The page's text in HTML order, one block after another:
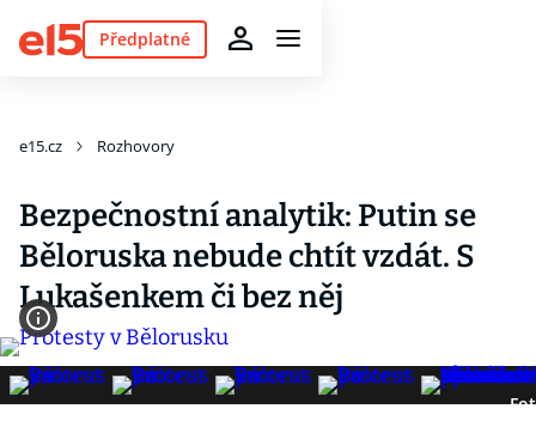
Předplatné
e15.cz Rozhovory
Bezpečnostní analytik: Putin se
Běloruska nebude chtít vzdát. S
Lukašenkem či bez něj